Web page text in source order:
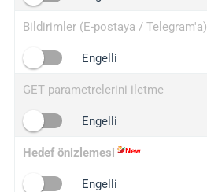
Bildirimler (E-postaya / Telegram'a)
Engelli
GET parametrelerini iletme
Engelli
Hedef önizlemesi
Engelli